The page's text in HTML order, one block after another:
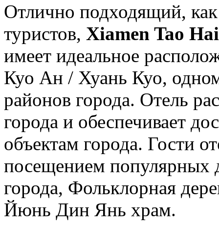
Отлично подходящий,
туристов, Xiamen Tao
имеет идеальное
Куо Ан / Хуань Куо,
районов города. Отель
города и обеспечивает
объектам города. Гости
посещением популярных
города, Фольклорная
Йюнь Дин Янь храм.